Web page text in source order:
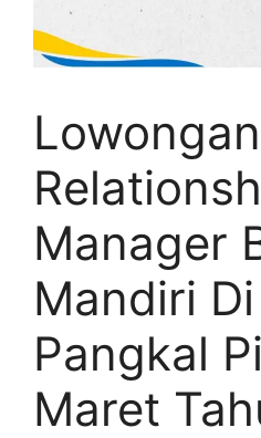
Manager
Mandiri
Pangkal
Maret